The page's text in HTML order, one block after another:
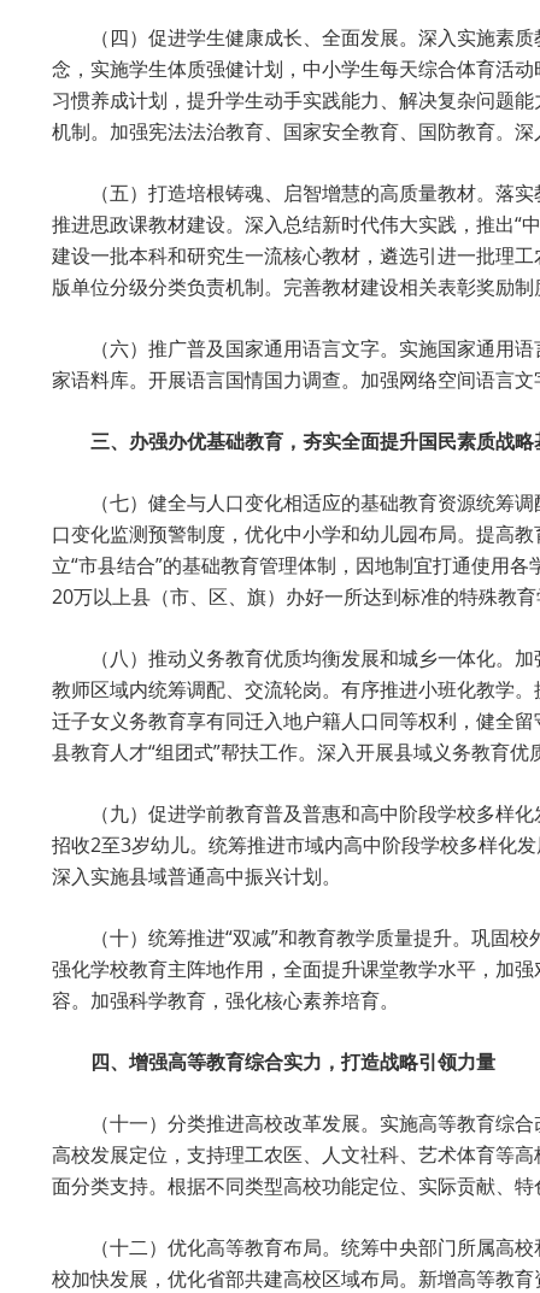
（四）促进学生健康成长、全面发展。深入实施素
念，实施学生体质强健计划，中小学生每天综合体育活
习惯养成计划，提升学生动手实践能力、解决复杂问题
机制。加强宪法法治教育、国家安全教育、国防教育。
（五）打造培根铸魂、启智增慧的高质量教材。落
推进思政课教材建设。深入总结新时代伟大实践，推出“
建设一批本科和研究生一流核心教材，遴选引进一批理
版单位分级分类负责机制。完善教材建设相关表彰奖励
（六）推广普及国家通用语言文字。实施国家通用
家语料库。开展语言国情国力调查。加强网络空间语言
三、办强办优基础教育，夯实全面提升国民素质战略
（七）健全与人口变化相适应的基础教育资源统筹
口变化监测预警制度，优化中小学和幼儿园布局。提高
立“市县结合”的基础教育管理体制，因地制宜打通使用
20万以上县（市、区、旗）办好一所达到标准的特殊教
（八）推动义务教育优质均衡发展和城乡一体化。
教师区域内统筹调配、交流轮岗。有序推进小班化教学
迁子女义务教育享有同迁入地户籍人口同等权利，健全
县教育人才“组团式”帮扶工作。深入开展县域义务教育
（九）促进学前教育普及普惠和高中阶段学校多样
招收2至3岁幼儿。统筹推进市域内高中阶段学校多样化
深入实施县域普通高中振兴计划。
（十）统筹推进“双减”和教育教学质量提升。巩固
强化学校教育主阵地作用，全面提升课堂教学水平，加
容。加强科学教育，强化核心素养培育。
四、增强高等教育综合实力，打造战略引领力量
（十一）分类推进高校改革发展。实施高等教育综
高校发展定位，支持理工农医、人文社科、艺术体育等
面分类支持。根据不同类型高校功能定位、实际贡献、
（十二）优化高等教育布局。统筹中央部门所属高
校加快发展，优化省部共建高校区域布局。新增高等教